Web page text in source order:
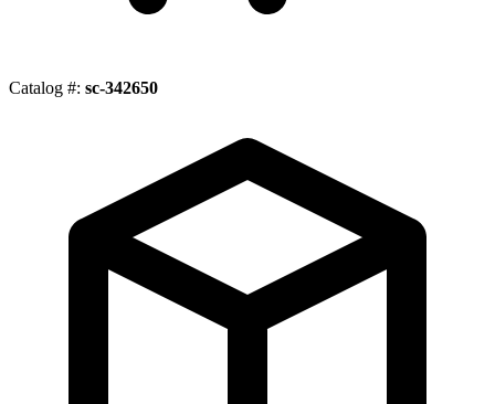
Catalog #: sc-342650